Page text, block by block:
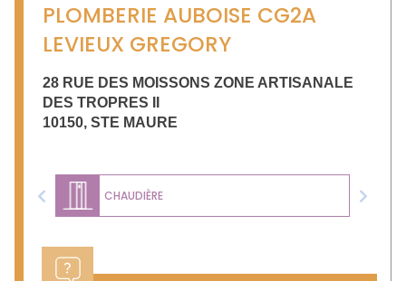
PLOMBERIE AUBOISE CG2A
LEVIEUX GREGORY
28 RUE DES MOISSONS ZONE ARTISANALE
DES TROPRES II
10150, STE MAURE
CHAUDIÈRE
Previous Next